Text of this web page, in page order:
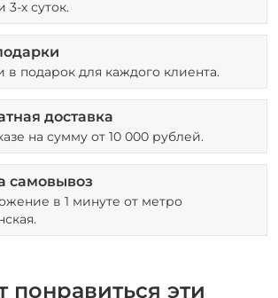
3-х суток.
подарок для каждого клиента.
доставка
на сумму от 10 000 рублей.
самовывоз
в 1 минуте от метро
понравиться эти